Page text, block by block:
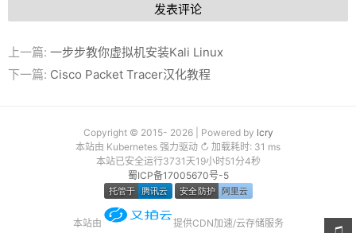
发表评论
上一篇: 一步步教你虚拟机安装Kali Linux
下一篇: Cisco Packet Tracer汉化教程
Copyright © 2015- 2026 | Powered by lcry
本站由 Kubernetes 强力驱动 ↻ 加载耗时: 31 ms
本站已安全运行3731天19小时51分4秒
蜀ICP备17005670号-5
本站由 提供CDN加速/云存储服务